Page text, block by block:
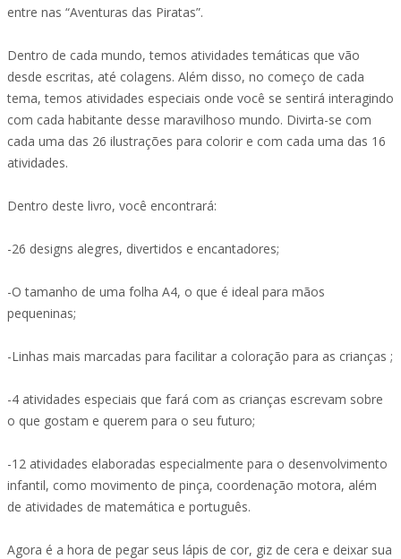
entre nas “Aventuras das Piratas”.
Dentro de cada mundo, temos atividades temáticas que vão
desde escritas, até colagens. Além disso, no começo de cada
tema, temos atividades especiais onde você se sentirá interagindo
com cada habitante desse maravilhoso mundo. Divirta-se com
cada uma das 26 ilustrações para colorir e com cada uma das 16
atividades.
Dentro deste livro, você encontrará:
-26 designs alegres, divertidos e encantadores;
-O tamanho de uma folha A4, o que é ideal para mãos
pequeninas;
-Linhas mais marcadas para facilitar a coloração para as crianças ;
-4 atividades especiais que fará com as crianças escrevam sobre
o que gostam e querem para o seu futuro;
-12 atividades elaboradas especialmente para o desenvolvimento
infantil, como movimento de pinça, coordenação motora, além
de atividades de matemática e português.
Agora é a hora de pegar seus lápis de cor, giz de cera e deixar sua